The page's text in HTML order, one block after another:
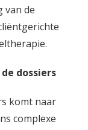
van de
dossiers
komt naar
complexe